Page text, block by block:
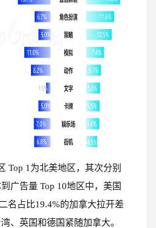
Top 1为北美地区，其次分别
广告量 Top 10地区中，美国
名占比19.4%的加拿大拉开差
、英国和德国紧随加拿大。